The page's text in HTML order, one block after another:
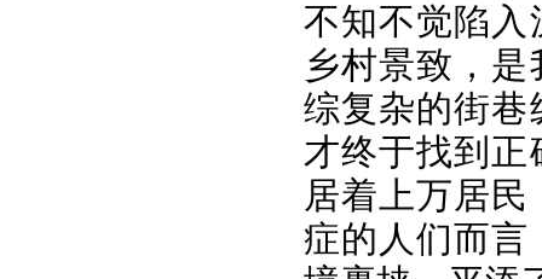
不知不觉陷入
乡村景致，
综复杂的街巷
才终于找到
居着上万居
症的人们而言